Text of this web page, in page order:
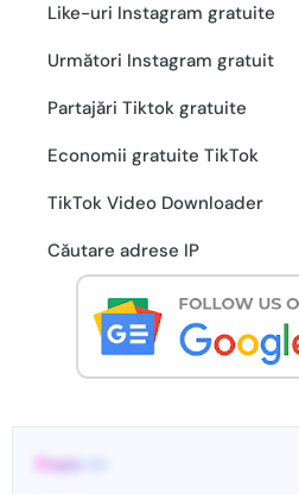
Like-uri Instagram gratuite
Următori Instagram gratuit
Partajări Tiktok gratuite
Economii gratuite TikTok
TikTok Video Downloader
Căutare adrese IP
From: •••